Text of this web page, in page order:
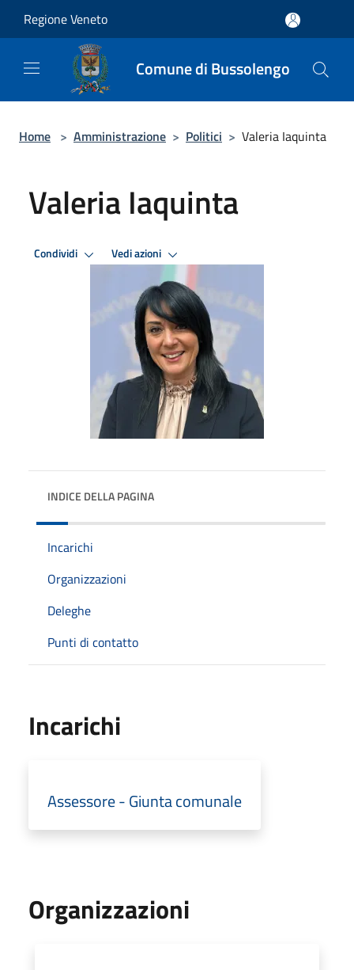
Regione Veneto
Comune di Bussolengo
Home > Amministrazione > Politici > Valeria Iaquinta
Valeria Iaquinta
Condividi Vedi azioni
INDICE DELLA PAGINA
Incarichi
Organizzazioni
Deleghe
Punti di contatto
Incarichi
Assessore - Giunta comunale
Organizzazioni